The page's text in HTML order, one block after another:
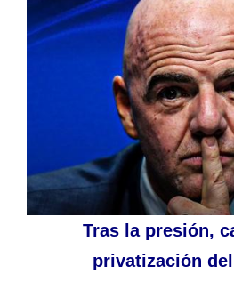
Tras la presión,
privatización